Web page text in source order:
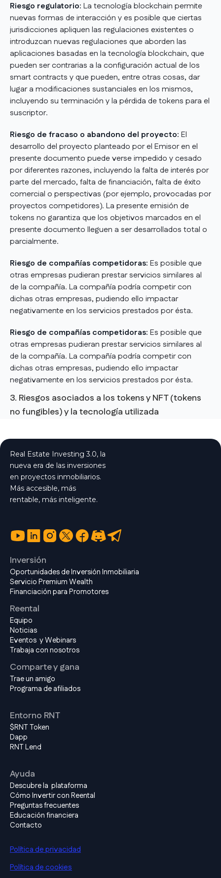
Riesgo regulatorio: La tecnología blockchain permite
nuevas formas de interacción y es posible que ciertas
jurisdicciones apliquen las regulaciones existentes o
introduzcan nuevas regulaciones que aborden las
aplicaciones basadas en la tecnología blockchain, que
pueden ser contrarias a la configuración actual de los
smart contracts y que pueden, entre otras cosas, dar
lugar a modificaciones sustanciales en los mismos,
incluyendo su terminación y la pérdida de tokens para el
suscriptor.
Riesgo de fracaso o abandono del proyecto: El
desarrollo del proyecto planteado por el Emisor en el
presente documento puede verse impedido y cesado
por diferentes razones, incluyendo la falta de interés por
parte del mercado, falta de financiación, falta de éxito
comercial o perspectivas (por ejemplo, provocadas por
proyectos competidores). La presente emisión de
tokens no garantiza que los objetivos marcados en el
presente documento lleguen a ser desarrollados total o
parcialmente.
Riesgo de compañías competidoras: Es posible que
otras empresas pudieran prestar servicios similares al
de la compañía. La compañía podría competir con
dichas otras empresas, pudiendo ello impactar
negativamente en los servicios prestados por ésta.
Riesgo de compañías competidoras: Es posible que
otras empresas pudieran prestar servicios similares al
de la compañía. La compañía podría competir con
dichas otras empresas, pudiendo ello impactar
negativamente en los servicios prestados por ésta.
3. Riesgos asociados a los tokens y NFT (tokens
no fungibles) y la tecnología utilizada
Real Estate Investing 3.0, la
nueva era de las inversiones
en proyectos inmobiliarios.
Más accesible, más
rentable, más inteligente.
Inversión
Oportunidades de Inversión Inmobiliaria
Servicio Premium Wealth
Financiación para Promotores
Reental
Equipo
Noticias
Eventos y Webinars
Trabaja con nosotros
Comparte y gana
Trae un amigo
Programa de afiliados
Entorno RNT
$RNT Token
Dapp
RNT Lend
Ayuda
Descubre la plataforma
Cómo Invertir con Reental
Preguntas frecuentes
Educación financiera
Contacto
Política de privacidad
Política de cookies